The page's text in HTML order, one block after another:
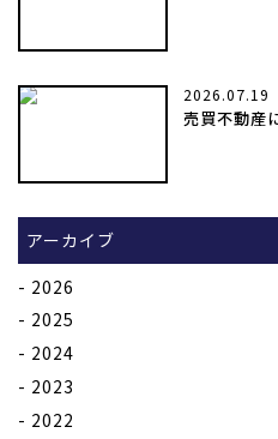
2026.07.19
売買不動産
アーカイブ
2026
2025
2024
2023
2022